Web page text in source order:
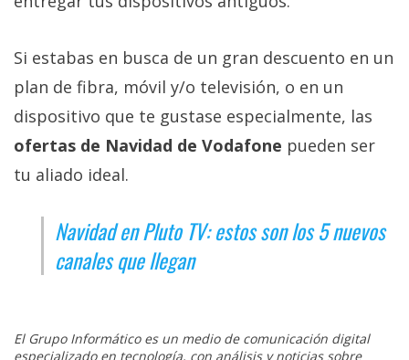
Si estabas en busca de un gran descuento en un
plan de fibra, móvil y/o televisión, o en un
dispositivo que te gustase especialmente, las
ofertas de Navidad de Vodafone pueden ser
tu aliado ideal.
Navidad en Pluto TV: estos son los 5 nuevos
canales que llegan
El Grupo Informático es un medio de comunicación digital
especializado en tecnología, con análisis y noticias sobre